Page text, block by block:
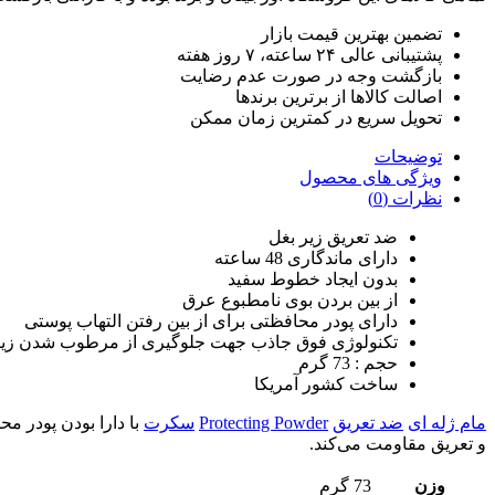
تضمین بهترین قیمت بازار
پشتیبانی عالی ۲۴ ساعته، ۷ روز هفته
بازگشت وجه در صورت عدم رضایت
اصالت کالاها از برترین برندها
تحویل سریع در کمترین زمان ممکن
توضیحات
ویژگی های محصول
نظرات (0)
ضد تعریق زیر بغل
دارای ماندگاری 48 ساعته
بدون ایجاد خطوط سفید
از بین بردن بوی نامطبوع عرق
دارای پودر محافظتی برای از بین رفتن التهاب پوستی
تکنولوژی فوق جاذب جهت جلوگیری از مرطوب شدن
حجم : 73 گرم
ساخت کشور آمریکا
مام ژله ای ضد تعریق Protecting Powder سکرت
و تعریق مقاومت می‌کند.
وزن 73 گرم